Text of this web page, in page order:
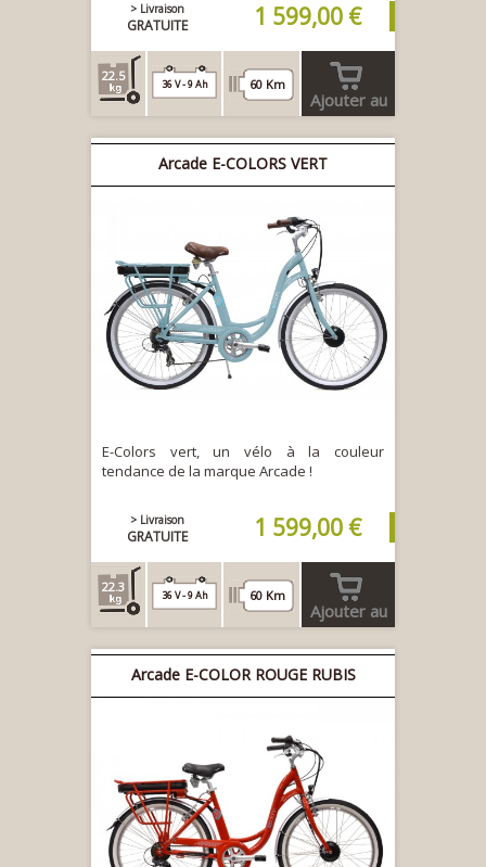
> Livraison
GRATUITE 1 599,00 €
22.5
36 V - 9 Ah 60 Km
Ajouter au
panier
Arcade E-COLORS VERT
E-Colors vert, un vélo à la couleur
tendance de la marque Arcade !
> Livraison
GRATUITE 1 599,00 €
22.3
36 V - 9 Ah 60 Km
Ajouter au
panier
Arcade E-COLOR ROUGE RUBIS